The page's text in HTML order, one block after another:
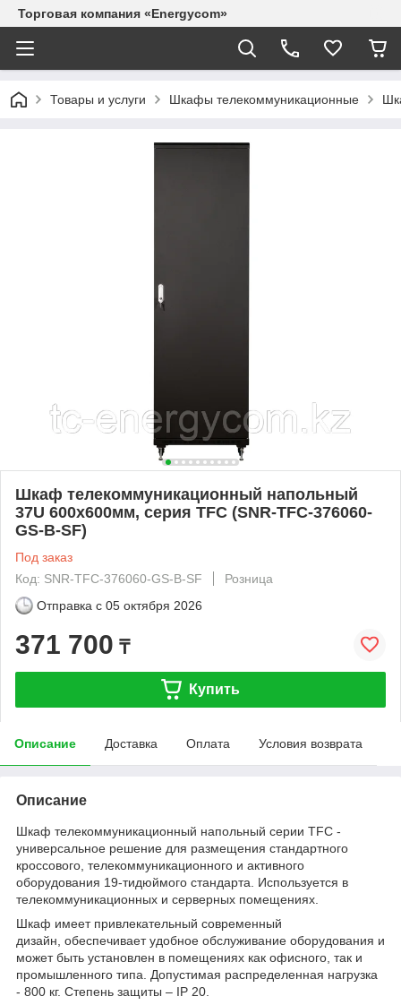
Торговая компания «Energycom»
Товары и услуги Шкафы телекоммуникационные
Шкаф телекоммуникационный напольный
37U 600x600мм, серия TFC (SNR-TFC-376060-
GS-B-SF)
Под заказ
Код: SNR-TFC-376060-GS-B-SF
Розница
Отправка с 05 октября 2026
371 700 ₸
Купить
Описание Доставка Оплата Условия возврата
Описание
Шкаф телекоммуникационный напольный серии TFC -
универсальное решение для размещения стандартного
кроссового, телекоммуникационного и активного
оборудования 19-тидюймого стандарта. Используется в
телекоммуникационных и серверных помещениях.
Шкаф имеет привлекательный современный
дизайн, обеспечивает удобное обслуживание оборудования и
может быть установлен в помещениях как офисного, так и
промышленного типа. Допустимая распределенная нагрузка
- 800 кг. Степень защиты – IP 20.